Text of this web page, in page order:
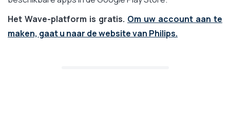
Het Wave-platform is gratis. Om uw account aan te
maken, gaat u naar de website van Philips.